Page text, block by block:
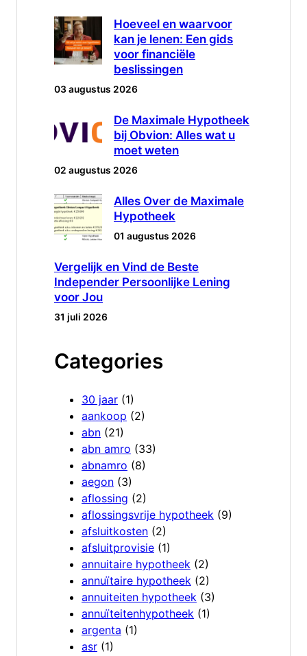
Hoeveel en waarvoor
kan je lenen: Een gids
voor financiële
beslissingen
03 augustus 2026
De Maximale Hypotheek
bij Obvion: Alles wat u
moet weten
02 augustus 2026
Alles Over de Maximale
Hypotheek
01 augustus 2026
Vergelijk en Vind de Beste
Independer Persoonlijke Lening
voor Jou
31 juli 2026
Categories
30 jaar (1)
aankoop (2)
abn (21)
abn amro (33)
abnamro (8)
aegon (3)
aflossing (2)
aflossingsvrije hypotheek (9)
afsluitkosten (2)
afsluitprovisie (1)
annuitaire hypotheek (2)
annuïtaire hypotheek (2)
annuiteiten hypotheek (3)
annuïteitenhypotheek (1)
argenta (1)
asr (1)